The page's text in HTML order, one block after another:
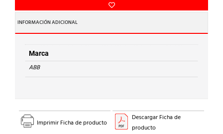
CERRADURA
YALE
SR
cantidad
INFORMACIÓN ADICIONAL
Marca
ABB
Imprimir Ficha de producto
Descargar Ficha de
producto